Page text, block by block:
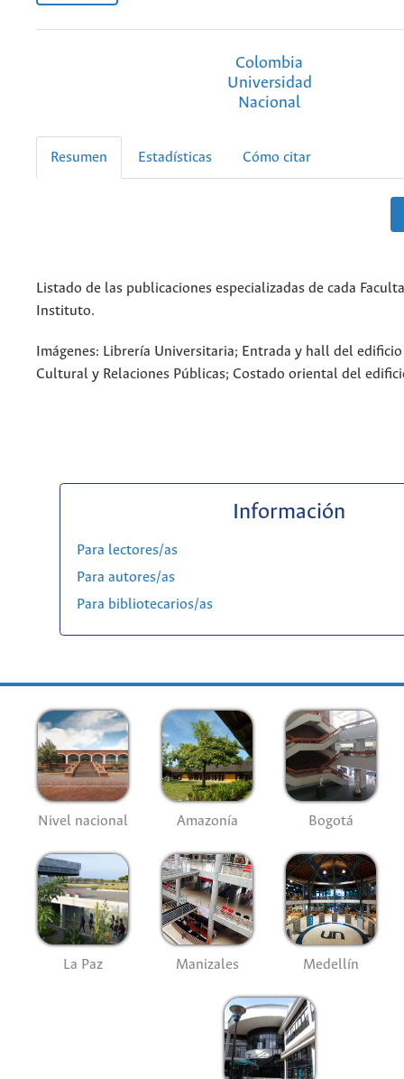
Colombia
Universidad
Nacional
Resumen Estadísticas Cómo citar
Listado de las publicaciones especializadas de cada
Instituto.
Imágenes: Librería Universitaria; Entrada y hall del
Cultural y Relaciones Públicas; Costado oriental del
Información
Para lectores/as
Para autores/as
Para bibliotecarios/as
Nivel nacional Amazonía Bogotá
La Paz Manizales Medellín